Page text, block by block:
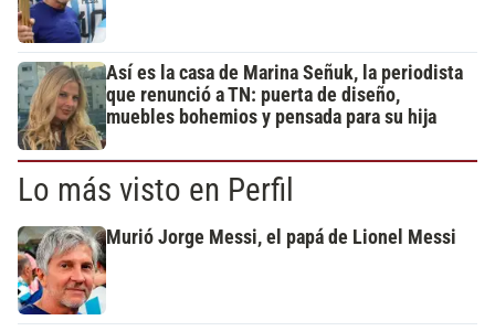
Así es la casa de Marina Señuk, la periodista
que renunció a TN: puerta de diseño,
muebles bohemios y pensada para su hija
Lo más visto en Perfil
Murió Jorge Messi, el papá de Lionel Messi